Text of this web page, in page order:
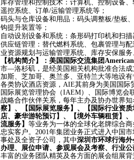
库存管理和控制技术：计算机、控制设备
遥控系统、订单/运输管理系统等；
码头与仓库设备和用品：码头调整板/垫板
钩提升装置等；
自动设别设备和系统：条形码打印机和扫
供应链管理：替代燃料系统、包裹管理与
业资源规划与运输管理系统、库存安保服
【机构简介】：美国国际交流集团
市—洛杉矶， 是经美国 相关机构批准合法
加斯、芝加哥、奥兰多、亚特兰大等地设
各类协议酒店资源， AIE其前身为美国国际
国际展览管理协会（IAEM）、国际博览
战略合作伙伴关系，每年主办及协办世界
察】、【国际展览服务】、【国际行业资
店、豪华游轮预订】、【境外车辆租赁】
流服务】 等业务为一体的全球化老牌综合商
忠实客户。2001年集团业务正式进入中国
事处及全资子公司，其中深圳市环球行海外
办理、展位申请、参观展会及考察、行业
丰富的业务团队精英及各方面的展会组展